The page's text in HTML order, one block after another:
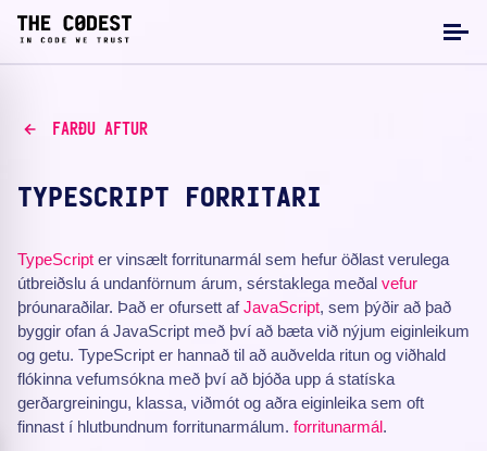
FARÐU AFTUR
TYPESCRIPT FORRITARI
TypeScript er vinsælt forritunarmál sem hefur öðlast verulega
útbreiðslu á undanförnum árum, sérstaklega meðal vefur
þróunaraðilar. Það er ofursett afJavaScript, sem þýðir að það
byggir ofan á JavaScript með því að bæta við nýjum eiginleikum
og getu. TypeScript er hannað til að auðvelda ritun og viðhald
flókinna vefumsókna með því að bjóða upp á statíska
gerðargreiningu, klassa, viðmót og aðra eiginleika sem oft
finnast í hlutbundnum forritunarmálum. forritunarmál.